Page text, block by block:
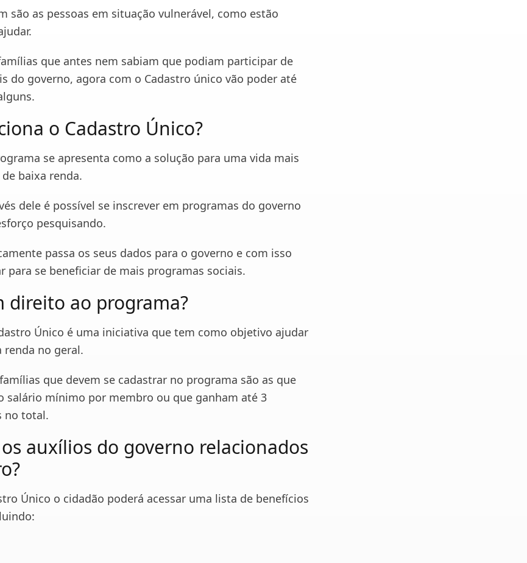
são as pessoas em situação vulnerável, como estão
que antes nem sabiam que podiam participar de
do governo, agora com o Cadastro único vão poder até
o Cadastro Único?
se apresenta como a solução para uma vida mais
baixa renda.
dele é possível se inscrever em programas do governo
pesquisando.
passa os seus dados para o governo e com isso
para se beneficiar de mais programas sociais.
direito ao programa?
Único é uma iniciativa que tem como objetivo ajudar
renda no geral.
que devem se cadastrar no programa são as que
salário mínimo por membro ou que ganham até 3
no total.
auxílios do governo relacionados
Único o cidadão poderá acessar uma lista de benefícios